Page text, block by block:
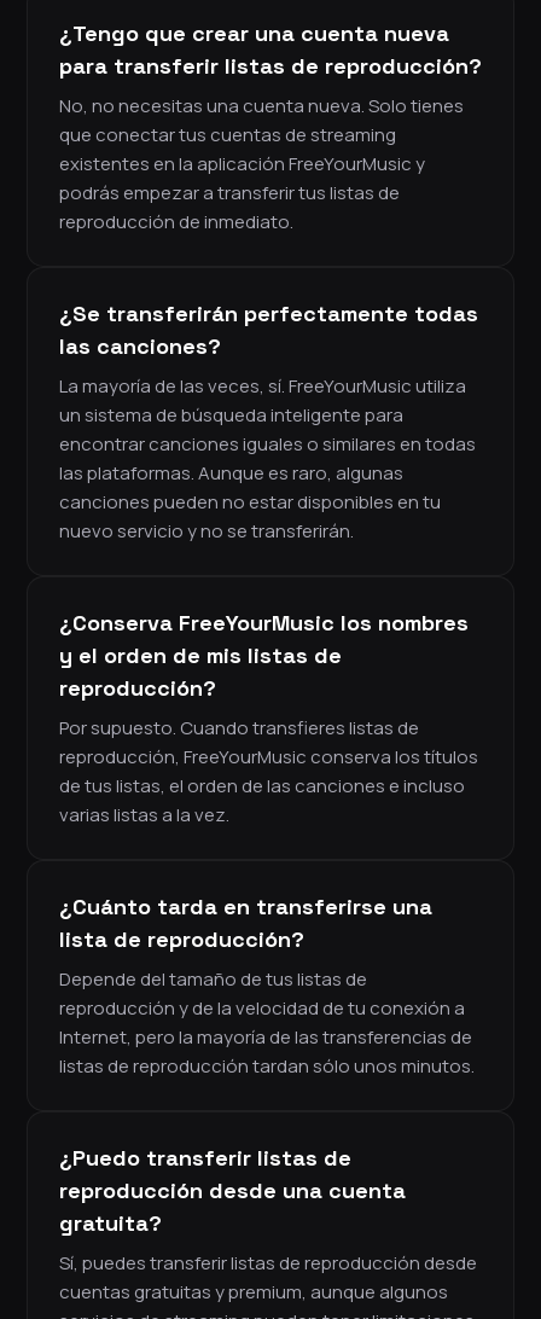
¿Tengo que crear una cuenta nueva
para transferir listas de reproducción?
No, no necesitas una cuenta nueva. Solo tienes
que conectar tus cuentas de streaming
existentes en la aplicación FreeYourMusic y
podrás empezar a transferir tus listas de
reproducción de inmediato.
¿Se transferirán perfectamente todas
las canciones?
La mayoría de las veces, sí. FreeYourMusic utiliza
un sistema de búsqueda inteligente para
encontrar canciones iguales o similares en todas
las plataformas. Aunque es raro, algunas
canciones pueden no estar disponibles en tu
nuevo servicio y no se transferirán.
¿Conserva FreeYourMusic los nombres
y el orden de mis listas de
reproducción?
Por supuesto. Cuando transfieres listas de
reproducción, FreeYourMusic conserva los títulos
de tus listas, el orden de las canciones e incluso
varias listas a la vez.
¿Cuánto tarda en transferirse una
lista de reproducción?
Depende del tamaño de tus listas de
reproducción y de la velocidad de tu conexión a
Internet, pero la mayoría de las transferencias de
listas de reproducción tardan sólo unos minutos.
¿Puedo transferir listas de
reproducción desde una cuenta
gratuita?
Sí, puedes transferir listas de reproducción desde
cuentas gratuitas y premium, aunque algunos